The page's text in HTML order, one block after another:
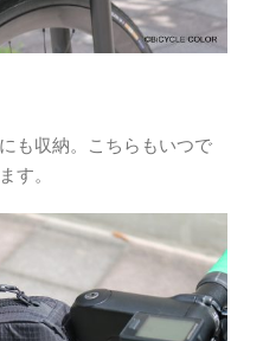
も収納。こちらもいつで
す。